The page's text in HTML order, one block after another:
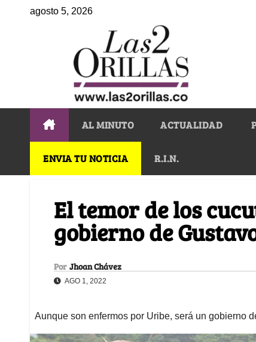
agosto 5, 2026
AL MINUTO ACTUALIDAD
ENVIA TU NOTICIA R.I.N.
El temor de los
gobierno de
Por Jhoan Chávez
AGO 1, 2022
Aunque son enfermos por Uribe, será un gobierno